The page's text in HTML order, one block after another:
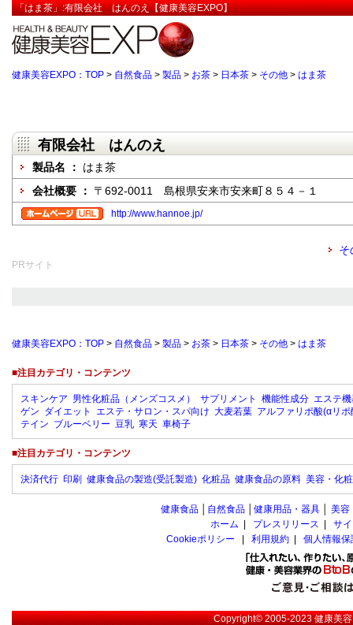
「はま茶」:有限会社 はんのえ【健康美容EXPO】
健康美容EXPO：TOP > 自然食品 > 製品 > お茶 > 日本茶 > その他 > はま茶
有限会社 はんのえ
製品名 ： はま茶
会社概要 ： 〒692-0011 島根県安来市安来町８５４－１
http://www.hannoe.jp/
そ
PRサイト
健康美容EXPO：TOP > 自然食品 > 製品 > お茶 > 日本茶 > その他 > はま茶
■注目カテゴリ・コンテンツ
スキンケア 男性化粧品（メンズコスメ） サプリメント 機能性成分 エステ
ゲン ダイエット エステ・サロン・スパ向け 大麦若葉 アルファリポ酸(αリポ
テイン ブルーベリー 豆乳 寒天 車椅子
■注目カテゴリ・コンテンツ
決済代行 印刷 健康食品の製造(受託製造) 化粧品 健康食品の原料 美容・化
健康食品 自然食品 健康用品・器具 美容
ホーム
プレスリリース
サ
Cookieポリシー
利用規約 個人情報
Copyright© 2005-2023健康美